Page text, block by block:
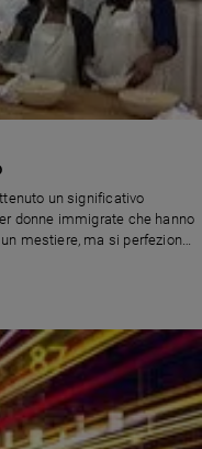
un significativo
donne immigrate che hanno
mestiere, ma si perfeziona